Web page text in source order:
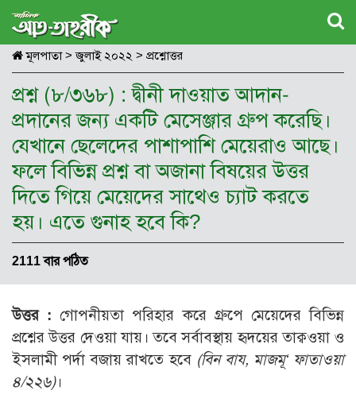
মূলপাতা> জুলাই ২০২২ > প্রশ্নোত্তর
প্রশ্ন (৮/৩৬৮) : দ্বীনী দাওয়াত আদান-
প্রদানের জন্য একটি মেসেঞ্জার গ্রুপ করেছি।
যেখানে ছেলেদের পাশাপাশি মেয়েরাও আছে।
ফলে বিভিন্ন প্রশ্ন বা অজানা বিষয়ের উত্তর
দিতে গিয়ে মেয়েদের সাথেও চ্যাট করতে
হয়। এতে গুনাহ হবে কি?
2111 বার পঠিত
উত্তর : গোপনীয়তা পরিহার করে গ্রুপে মেয়েদের বিভিন্ন
প্রশ্নের উত্তর দেওয়া যায়। তবে সর্বাবস্থায় হৃদয়ের তাক্বওয়া ও
ইসলামী পর্দা বজায় রাখতে হবে (বিন বায, মাজমূ‘ ফাতাওয়া
৪/২২৬)।